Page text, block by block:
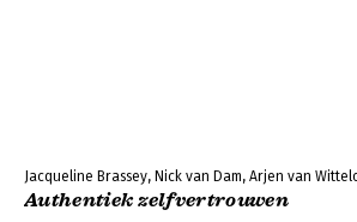
Jacqueline Brassey, Nick van Dam, Arjen van
Authentiek zelfvertrouwen